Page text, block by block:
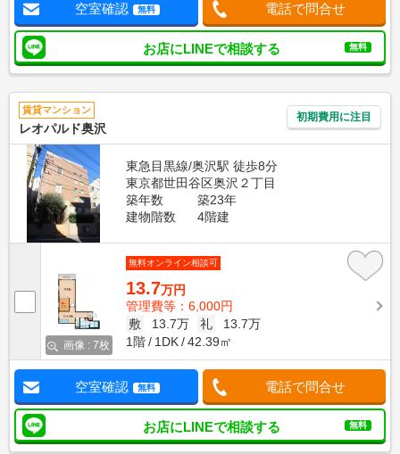
空室確認 無料 電話で問合せ
お店にLINEで相談する 無料
賃貸マンション
レオパルド奥沢
初期費用に注目
東急目黒線/奥沢駅 徒歩8分
東京都世田谷区奥沢２丁目
築年数
築23年
建物階数
4階建
画像 : 7枚
無料オンライン相談可
13.7万円
管理費等：6,000円
敷
13.7万 礼
13.7万
1階
1DK 42.39㎡
空室確認 無料 電話で問合せ
お店にLINEで相談する 無料